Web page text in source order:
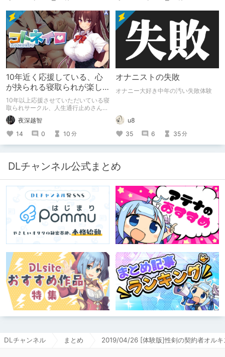
るかも！
10年近く応援している、心
が抉られる寝取られが楽し
めるサークル
10年以上応援させていただいている寝
取られサークル、人生通行止めさんの
新作がとても良かったので、新作を中
心に、このサークルのゲームを紹介し
たくて、記事を書かせていただく。
キミノオモイからずっと好きな熱心な
ファンとしての記事にどうか、お付き
微修正）
夜深越智
14
0 10 分
オナニストの失敗
オナニー大好き中年の汚い失敗体験
u8
35
6 35分
DLチャンネル公式まとめ
DLチャンネル まとめ 2019/04/26 [体験版]性剣の契約者オルキ